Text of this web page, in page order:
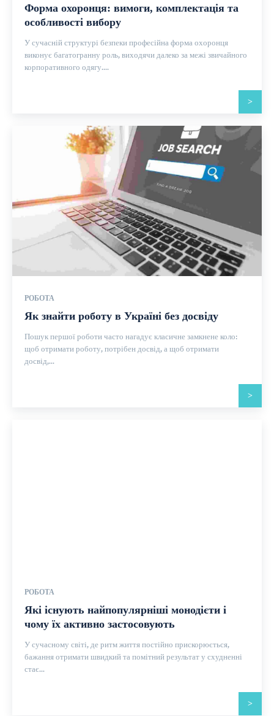
Форма охоронця: вимоги, комплектація та
особливості вибору
У сучасній структурі безпеки професійна форма охоронця
виконує багатогранну роль, виходячи далеко за межі звичайного
корпоративного одягу....
>
РОБОТА
Як знайти роботу в Україні без досвіду
Пошук першої роботи часто нагадує класичне замкнене коло:
щоб отримати роботу, потрібен досвід, а щоб отримати
досвід,...
>
РОБОТА
Які існують найпопулярніші монодієти і
чому їх активно застосовують
У сучасному світі, де ритм життя постійно прискорюється,
бажання отримати швидкий та помітний результат у схудненні
стає...
>